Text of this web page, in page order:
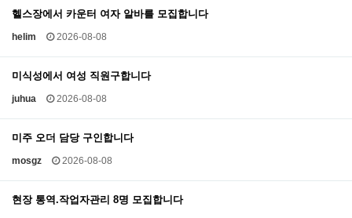
헬스장에서 카운터 여자 알바를 모집합니다
helim 2026-08-08
미식성에서 여성 직원구합니다
juhua 2026-08-08
미주 오더 담당 구인합니다
mosgz 2026-08-08
현장 통역.작업자관리 8명 모집합니다